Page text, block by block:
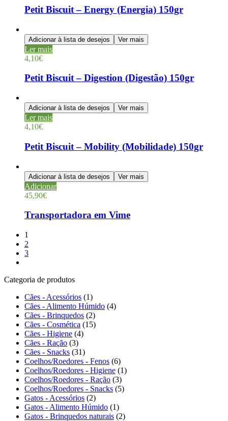
Petit Biscuit – Energy (Energia) 150gr
Adicionar à lista de desejos Ver mais
Ler mais
4,10€
Petit Biscuit – Digestion (Digestão) 150gr
Adicionar à lista de desejos Ver mais
Ler mais
4,10€
Petit Biscuit – Mobility (Mobilidade) 150gr
Adicionar à lista de desejos Ver mais
Adicionar
45,90€
Transportadora em Vime
1
2
3
Categoria de produtos
Cães - Acessórios (1)
Cães - Alimento Húmido (4)
Cães - Brinquedos (2)
Cães - Cosmética (15)
Cães - Higiene (4)
Cães - Ração (3)
Cães - Snacks (31)
Coelhos/Roedores - Fenos (6)
Coelhos/Roedores - Higiene (1)
Coelhos/Roedores - Ração (3)
Coelhos/Roedores - Snacks (5)
Gatos - Acessórios (2)
Gatos - Alimento Húmido (1)
Gatos - Brinquedos naturais (2)